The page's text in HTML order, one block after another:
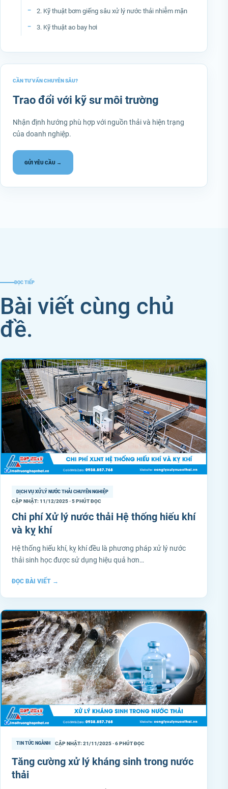
2. Kỹ thuật bơm giếng sâu xử lý nước thải nhiễm mặn
3. Kỹ thuật ao bay hơi
CẦN TƯ VẤN CHUYÊN SÂU?
Trao đổi với kỹ sư môi trường
Nhận định hướng phù hợp với nguồn thải và hiện trạng
của doanh nghiệp.
GỬI YÊU CẦU →
ĐỌC TIẾP
Bài viết cùng chủ
đề.
DỊCH VỤ XỬ LÝ NƯỚC THẢI CHUYÊN NGHIỆP
CẬP NHẬT: 11/12/2025 · 5 PHÚT ĐỌC
Chi phí Xử lý nước thải Hệ thống hiếu khí
và kỵ khí
Hệ thống hiếu khí, kỵ khí đều là phương pháp xử lý nước
thải sinh học được sử dụng hiệu quả hơn…
ĐỌC BÀI VIẾT →
TIN TỨC NGÀNH CẬP NHẬT: 21/11/2025 · 6 PHÚT ĐỌC
Tăng cường xử lý kháng sinh trong nước
thải